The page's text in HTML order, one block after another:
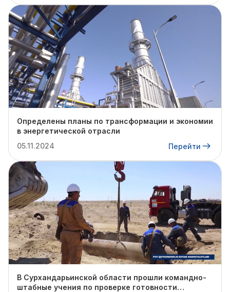
Определены планы по трансформации и экономии
в энергетической отрасли
05.11.2024
Перейти
В Сурхандарьинской области прошли командно-
штабные учения по проверке готовности